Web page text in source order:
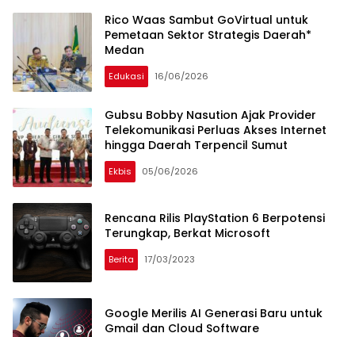
Rico Waas Sambut GoVirtual untuk
Pemetaan Sektor Strategis Daerah*
Medan
Edukasi 16/06/2026
Gubsu Bobby Nasution Ajak Provider
Telekomunikasi Perluas Akses Internet
hingga Daerah Terpencil Sumut
Ekbis 05/06/2026
Rencana Rilis PlayStation 6 Berpotensi
Terungkap, Berkat Microsoft
Berita 17/03/2023
Google Merilis AI Generasi Baru untuk
Gmail dan Cloud Software